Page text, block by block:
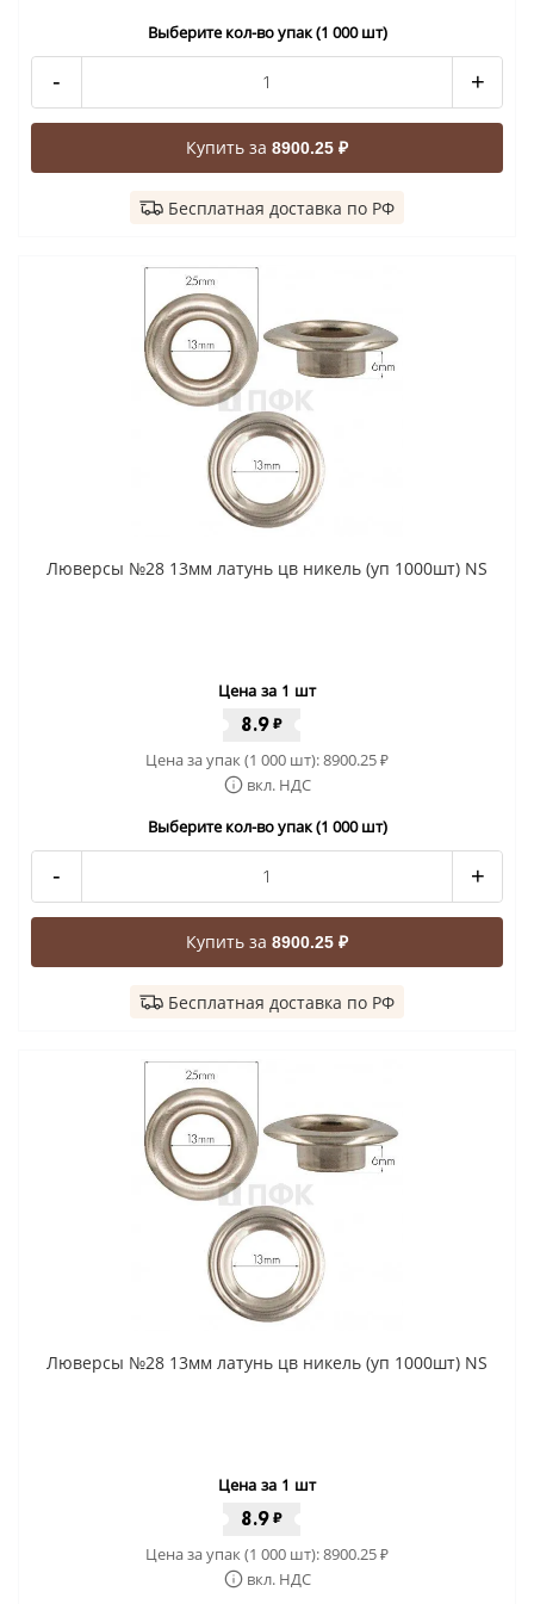
Выберите кол-во упак (1 000 шт)
- +
Купить за 8900.25 ₽
Бесплатная доставка по РФ
Люверсы №28 13мм латунь цв никель (уп 1000шт) NS
Цена за 1 шт
8.9 ₽
Цена за упак (1 000 шт):8900.25₽
вкл. НДС
Выберите кол-во упак (1 000 шт)
- +
Купить за 8900.25 ₽
Бесплатная доставка по РФ
Люверсы №28 13мм латунь цв никель (уп 1000шт) NS
Цена за 1 шт
8.9 ₽
Цена за упак (1 000 шт):8900.25₽
вкл. НДС